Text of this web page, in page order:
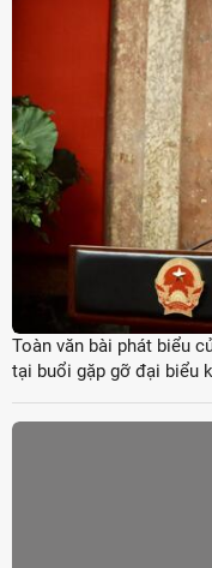
Toàn văn bài phát biểu
tại buổi gặp gỡ đại biểu